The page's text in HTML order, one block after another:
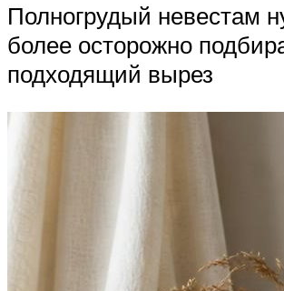
Полногрудый невестам
более осторожно
подходящий вырез